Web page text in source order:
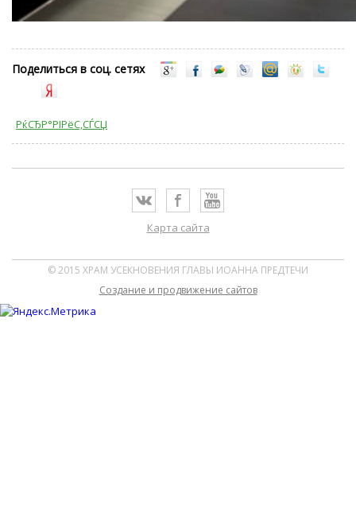
Поделиться в соц. сетях
РќСЂР°РІРёС‚СЃСЏ
Карта сайта
© 2015 ХРАМ УСЕКНОВЕНИЯ ГЛАВЫ ИОАННА ПРЕДТЕЧИ
Cоздание и продвижение сайтов